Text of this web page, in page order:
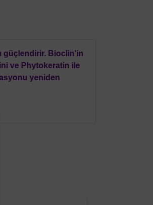
güçlendirir. Bioclin'in
ve Phytokeratin ile
yeniden